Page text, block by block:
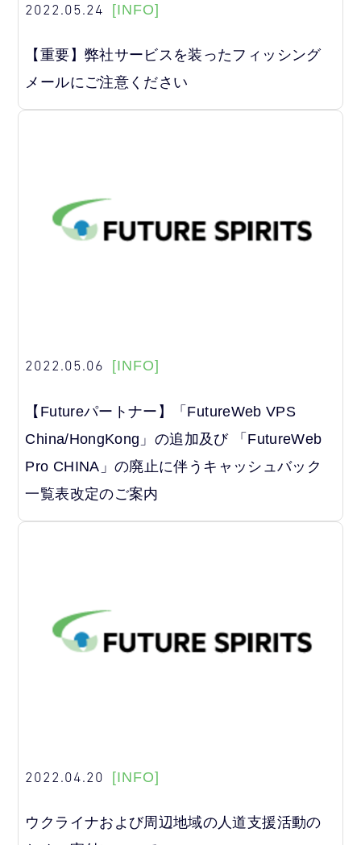
2022.05.24 [INFO]
【重要】弊社サービスを装ったフィッシング
メールにご注意ください
2022.05.06 [INFO]
【Futureパートナー】「FutureWeb VPS
China/HongKong」の追加及び 「FutureWeb
Pro CHINA」の廃止に伴うキャッシュバック
一覧表改定のご案内
2022.04.20 [INFO]
ウクライナおよび周辺地域の人道支援活動の